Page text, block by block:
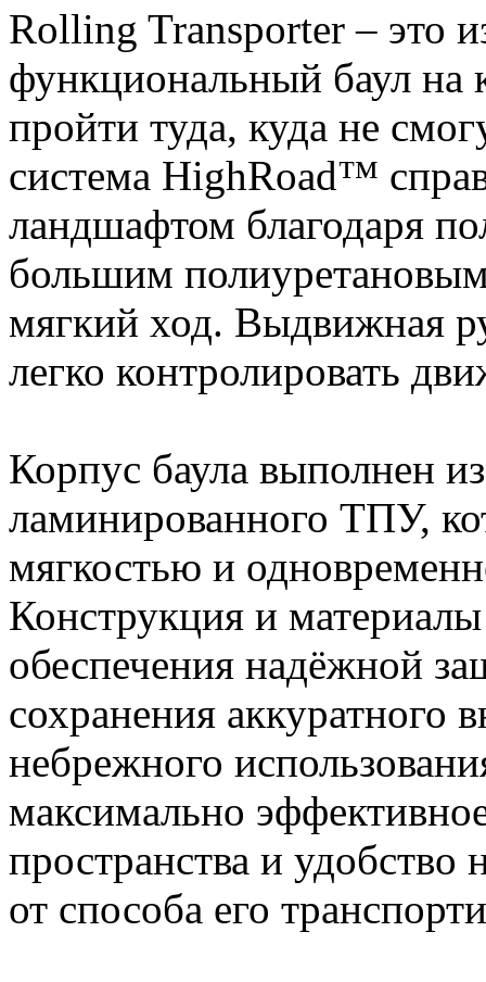
Rolling Transporter – это
функциональный баул на
пройти туда, куда не
система HighRoad™
ландшафтом благодаря
большим
мягкий ход. Выдвижная
легко контролировать
Корпус баула выполнен
ламинированного ТПУ,
мягкостью и
Конструкция и
обеспечения надёжной
сохранения аккуратного
небрежного
максимально
пространства и удобство
от способа его